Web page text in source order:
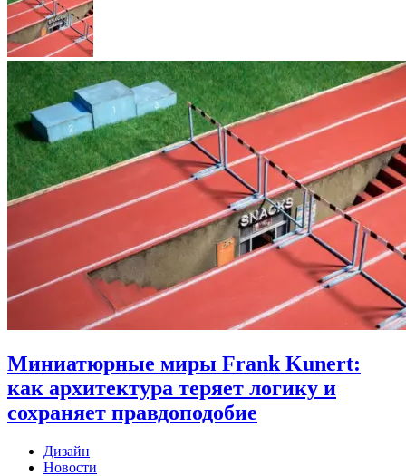
Миниатюрные миры Frank Kunert:
как архитектура теряет логику и
сохраняет правдоподобие
Дизайн
Новости